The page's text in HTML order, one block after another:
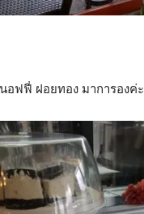
อฟฟี่ ฝอยทอง มาการองค่ะ